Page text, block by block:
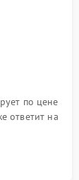
по цене
ответит на